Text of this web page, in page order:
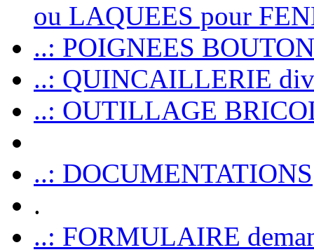
ou LAQUEES pour
..: POIGNEES
..: QUINCAILLERIE
..: OUTILLAGE
..: DOCUMENTATIONS
.
..: FORMULAIRE